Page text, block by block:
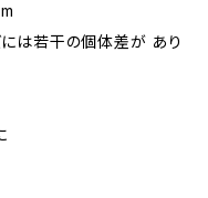
には若干の個体差が あり